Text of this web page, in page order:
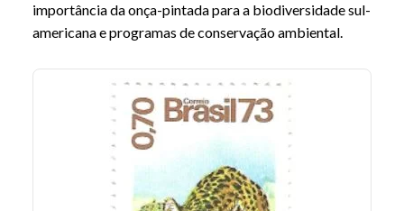
importância da onça-pintada para a biodiversidade sul-
americana e programas de conservação ambiental.